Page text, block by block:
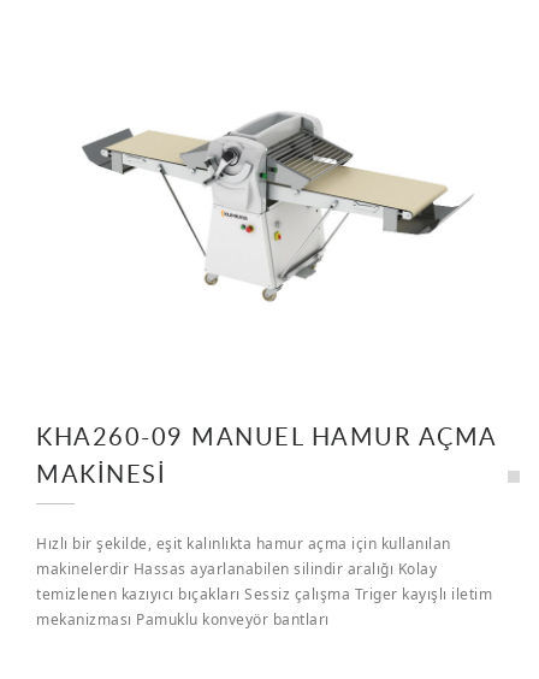
KHA260-09 MANUEL HAMUR AÇMA
MAKİNESİ
Hızlı bir şekilde, eşit kalınlıkta hamur açma için kullanılan
makinelerdir Hassas ayarlanabilen silindir aralığı Kolay
temizlenen kazıyıcı bıçakları Sessiz çalışma Triger kayışlı iletim
mekanizması Pamuklu konveyör bantları